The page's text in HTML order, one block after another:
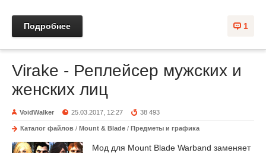
1
Подробнее
Virake - Реплейсер мужских и
женских лиц
VoidWalker 25.03.2017, 12:27 38 493
Каталог файлов / Mount & Blade / Предметы и графика
Мод для Mount Blade Warband заменяет